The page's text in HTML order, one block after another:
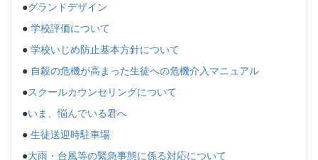
●グランドデザイン
● 学校評価について
● 学校いじめ防止基本方針について
● 自殺の危機が高まった生徒への危機介入マニュアル
●スクールカウンセリングについて
●いま、悩んでいる君へ
● 生徒送迎時駐車場
●大雨・台風等の緊急事態に係る対応について